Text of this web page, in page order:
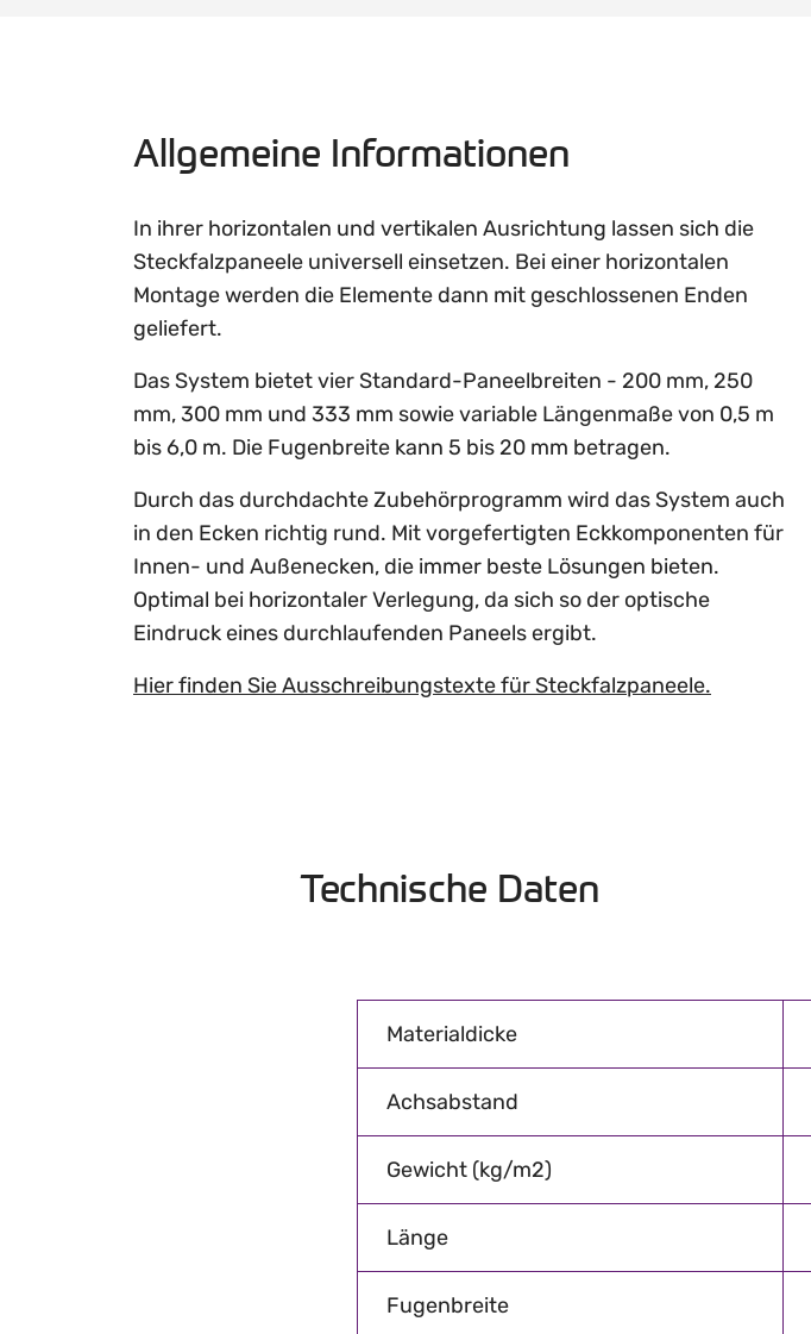
Allgemeine Informationen
In ihrer horizontalen und vertikalen Ausrichtung lassen sich die
Steckfalzpaneele universell einsetzen. Bei einer horizontalen
Montage werden die Elemente dann mit geschlossenen Enden
geliefert.
Das System bietet vier Standard-Paneelbreiten - 200 mm, 250
mm, 300 mm und 333 mm sowie variable Längenmaße von 0,5 m
bis 6,0 m. Die Fugenbreite kann 5 bis 20 mm betragen.
Durch das durchdachte Zubehörprogramm wird das System auch
in den Ecken richtig rund. Mit vorgefertigten Eckkomponenten für
Innen- und Außenecken, die immer beste Lösungen bieten.
Optimal bei horizontaler Verlegung, da sich so der optische
Eindruck eines durchlaufenden Paneels ergibt.
Hier finden Sie Ausschreibungstexte für Steckfalzpaneele.
Technische Daten
Materialdicke
Achsabstand
Gewicht (kg/m2)
Länge
Fugenbreite